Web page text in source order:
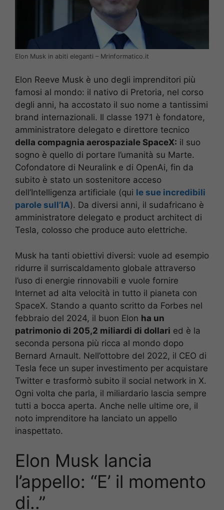
Elon Musk in abiti eleganti – Mrinformatico.it
Elon Reeve Musk è uno degli imprenditori più
famosi al mondo: il nativo di Pretoria, nel corso
degli anni, ha accostato il suo nome a tantissimi
brand internazionali. Il classe 1971 è fondatore,
amministratore delegato e direttore tecnico
della compagnia aerospaziale SpaceX: il suo
sogno è quello di portare l’umanità su Marte.
Cofondatore di Neuralink e di OpenAi, fin da
subito è stato un sostenitore acceso
dell’Intelligenza artificiale (qui le sue incredibili
parole sull’IA). Da diversi anni, il sudafricano è
amministratore delegato e product architect di
Tesla, colosso che produce auto elettriche.
Musk ha tanti obiettivi diversi: vuole ad esempio
ridurre il surriscaldamento globale attraverso
l’uso di energie rinnovabili e vuole fornire
Internet ad alta velocità in tutto il pianeta con
SpaceX. Stando a quanto scritto da Forbes nel
febbraio del 2024, il buon Elon ha un
patrimonio di 205,2 miliardi di dollari ed è la
seconda persona più ricca al mondo dopo
Bernard Arnault. Nell’ottobre del 2022, il CEO di
Tesla fece un super investimento per acquistare
Twitter e trasformò subito il social network in X.
Ogni volta che parla, il miliardario lascia sempre
tutti a bocca aperta. Anche nelle ultime ore, il
noto imprenditore ha lanciato un appello
inaspettato.
Elon Musk lancia
l’appello: “E’ il momento
di..”